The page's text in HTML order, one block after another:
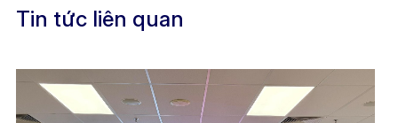
Tin tức liên quan